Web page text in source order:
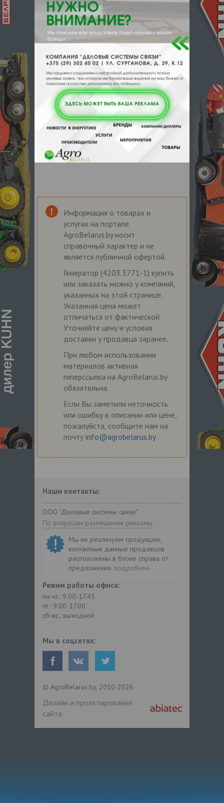
Информация о товарах и
услугах на портале
AgroBelarus.by носит
справочный характер и не
является публичной офертой.
Генератор (4203.3771-1) купить
или заказать можно у компаний,
указанных на этой странице.
Указанная цена может
отличаться от фактической.
Уточняйте цену и условия
доставки у продавца заранее.
При любом использовании
материалов активная
гиперссылка на AgroBelarus.by
обязательна.
Если Вы заметили неточность
или ошибку в описании или цене,
пожалуйста, сообщите нам на
почту info@agrobelarus.by .
Наши контакты:
ООО "Деловые системы связи"
По вопросам размещения рекламы
Мы не реализуем продукцию,
контактные данные продавцов
расположены в блоке справа от
предложения. подробнее
Режим работы офиса:
пн-чт.: 9.00-17.45
пт.: 9.00-17.00
сб-вс.: выходной
Мы в соцсетях:
© AgroBelarus.by, 2010-2026
Дизайн и проектирование
сайта